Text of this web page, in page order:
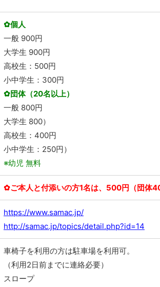
✿個人
一般 900円
大学生 900円
高校生：500円
小中学生：300円
✿団体（20名以上）
一般 800円
大学生 800）
高校生：400円
小中学生：250円）
※幼児 無料
✿ご本人と付添いの方1名は、500円（団体
https://www.samac.jp/
http://samac.jp/topics/detail.php?id=14
車椅子を利用の方は駐車場を利用可。
（利用2日前までに連絡必要）
スロープ